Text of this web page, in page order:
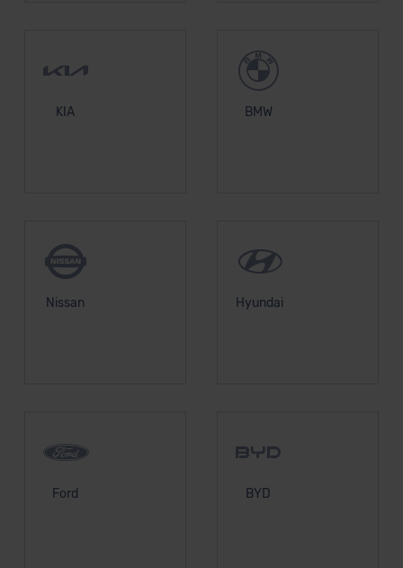
KIA BMW
Nissan Hyundai
Ford BYD